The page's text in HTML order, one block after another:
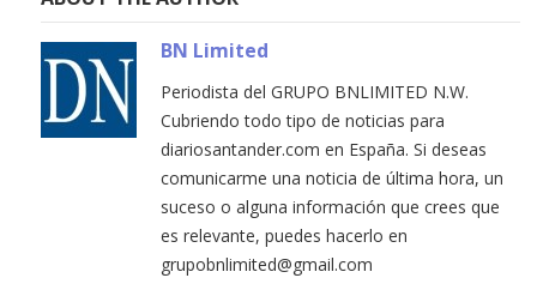
BN Limited
Periodista del GRUPO BNLIMITED N.W.
Cubriendo todo tipo de noticias para
diariosantander.com en España. Si deseas
comunicarme una noticia de última hora, un
suceso o alguna información que crees que
es relevante, puedes hacerlo en
grupobnlimited@gmail.com